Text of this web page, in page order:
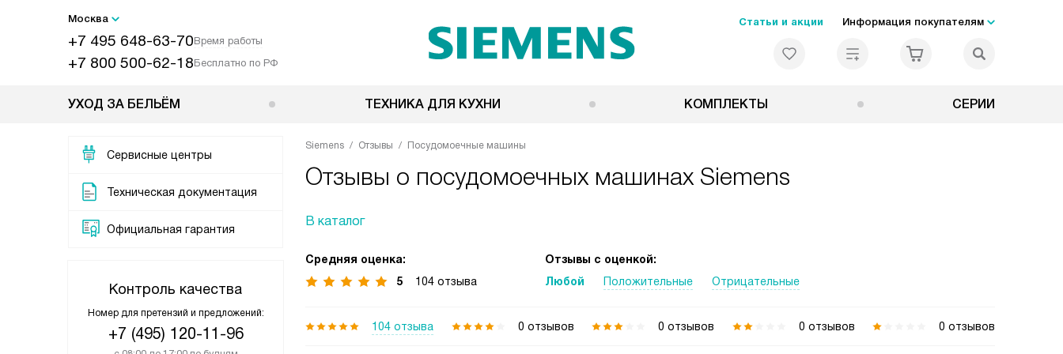
Москва
+7 495 648-63-70Время работы
+7 800 500-62-18Бесплатно по РФ
Статьи и акции Информация покупателям
УХОД ЗА БЕЛЬЁМ ТЕХНИКА ДЛЯ КУХНИ КОМПЛЕКТЫ СЕРИИ
Сервисные центры
Техническая документация
Официальная гарантия
Контроль качества
Номер для претензий и предложений:
+7 (495) 120-11-96
Siemens Отзывы Посудомоечные машины
Отзывы о посудомоечных машинах Siemens
В каталог
Средняя оценка:
5
104 отзыва
Отзывы с оценкой:
Любой
Положительные Отрицательные
104 отзыва 0 отзывов 0 отзывов 0 отзывов 0 отзывов